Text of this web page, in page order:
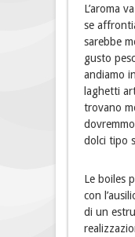
L’aroma
se
sarebbe
gusto
andiamo
laghetti
trovano
dolci tipo
Le boiles
con
di un